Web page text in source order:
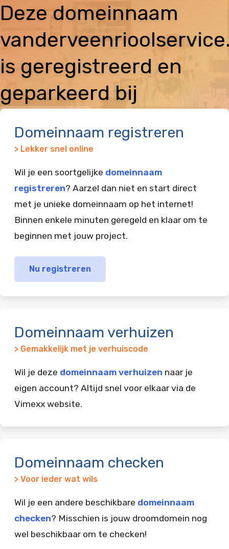
Deze domeinnaam
is geregistreerd en
geparkeerd bij
Domeinnaam registreren
> Lekker snel online
Wil je een soortgelijke domeinnaam
registreren? Aarzel dan niet en start direct
met je unieke domeinnaam op het internet!
Binnen enkele minuten geregeld en klaar om te
beginnen met jouw project.
Nu registreren
Domeinnaam verhuizen
> Gemakkelijk met je verhuiscode
Wil je deze domeinnaam verhuizen naar je
eigen account? Altijd snel voor elkaar via de
Vimexx website.
Domeinnaam checken
> Voor ieder wat wils
Wil je een andere beschikbare domeinnaam
checken? Misschien is jouw droomdomein nog
wel beschikbaar om te checken!